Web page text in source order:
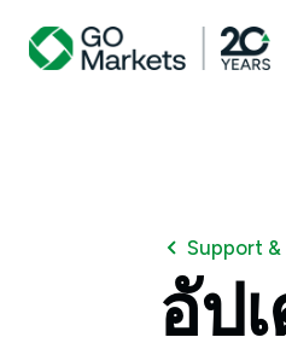
Support
อัป